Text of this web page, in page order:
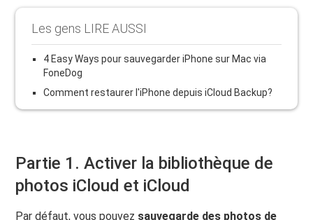
Les gens LIRE AUSSI
4 Easy Ways pour sauvegarder iPhone sur Mac via
FoneDog
Comment restaurer l'iPhone depuis iCloud Backup?
Partie 1. Activer la bibliothèque de
photos iCloud et iCloud
Par défaut, vous pouvez sauvegarde des photos de